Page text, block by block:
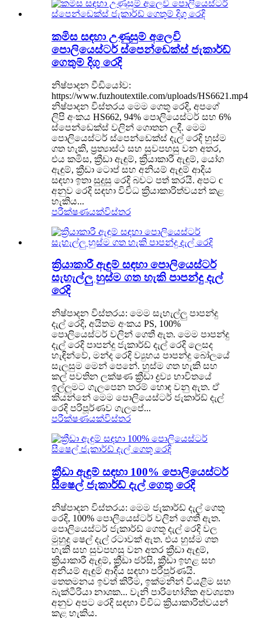
කමිස සඳහා උණුසුම් අලෙවි
පොලියෙස්ටර් ස්පෙන්ඩෙක්ස් ජැකාර්ඩ්
ගෙතුම් දිගු රෙදි
නිෂ්පාදන වීඩියෝව:
https://www.fuzhoutextile.com/uploads/HS6621.mp4
නිෂ්පාදන විස්තරය මෙම ගෙතූ රෙදි, අපගේ
ලිපි අංකය HS662, 94% පොලියෙස්ටර් සහ 6%
ස්පෙන්ඩෙක්ස් වලින් ගොතන ලදී. මෙම
පොලියෙස්ටර් ස්පෙන්ඩෙක්ස් දැල් රෙදි හුස්ම
ගත හැකි, ප්‍රත්‍යාස්ථ සහ සුවපහසු වන අතර,
එය කමිස, ක්‍රීඩා ඇඳුම්, ක්‍රියාකාරී ඇඳුම්, යෝග
ඇඳුම්, ක්‍රීඩා ටොප් සහ අනියම් ඇඳුම් ආදිය
සඳහා ඉතා සුදුසු රෙදි බවට පත් කරයි. අපට c
අනුව රෙදි සඳහා විවිධ ක්‍රියාකාරිත්වයන් කළ
හැකිය...
පරීක්ෂණයක්විස්තර
ක්‍රියාකාරී ඇඳුම් සඳහා පොලියෙස්ටර්
සැහැල්ලු හුස්ම ගත හැකි පාපන්දු දැල්
රෙදි
නිෂ්පාදන විස්තරය: මෙම සැහැල්ලු පාපන්දු
දැල් රෙදි, අයිතම අංකය PS, 100%
පොලියෙස්ටර් වලින් ගෙතී ඇත. මෙම පාපන්දු
දැල් රෙදි පාපන්දු ජැකාර්ඩ් දැල් රෙදි ලෙසද
හැඳින්වේ, මන්ද රෙදි ව්‍යුහය පාපන්දු බෝලයේ
සැලසුම මෙන් පෙනේ. හුස්ම ගත හැකි සහ
කල් පවතින ලක්ෂණ ක්‍රීඩා ද්‍රව්‍ය භාවිතයේ
ඉල්ලුමට ගැලපෙන තරම් හොඳ වනු ඇත. ඒ
කියන්නේ මෙම පොලියෙස්ටර් ජැකාර්ඩ් දැල්
රෙදි පරිපූර්ණව ගැලපේ...
පරීක්ෂණයක්විස්තර
ක්‍රීඩා ඇඳුම් සඳහා 100% පොලියෙස්ටර්
සීෂෙල් ජැකාර්ඩ් දැල් ගෙතූ රෙදි
නිෂ්පාදන විස්තරය: මෙම ජැකාර්ඩ් දැල් ගෙතූ
රෙදි, 100% පොලියෙස්ටර් වලින් ගෙතී ඇත.
පොලියෙස්ටර් ජැකාර්ඩ් ගෙතූ දැල් රෙදි වල
මුහුදු ෂෙල් දැල් රටාවක් ඇත. එය හුස්ම ගත
හැකි සහ සුවපහසු වන අතර ක්‍රීඩා ඇඳුම්,
ක්‍රියාකාරී ඇඳුම්, ක්‍රීඩා ජර්සි, ක්‍රීඩා ඉහළ සහ
අනියම් ඇඳුම් ආදිය සඳහා පරිපූර්ණයි.
තෙතමනය ඉවත් කිරීම, ඉක්මනින් වියළීම සහ
බැක්ටීරියා නාශක... වැනි පාරිභෝගික අවශ්‍යතා
අනුව අපට රෙදි සඳහා විවිධ ක්‍රියාකාරිත්වයන්
කළ හැකිය.